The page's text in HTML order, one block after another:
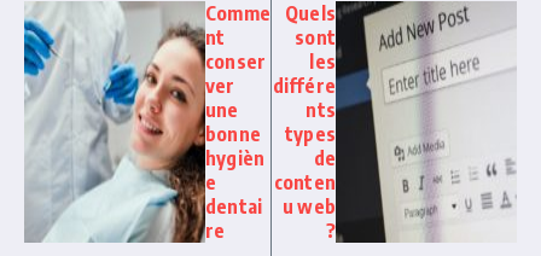
Comme
nt
conser
ver
une
bonne
hygièn
e
dentai
re
Quels
sont
les
différe
nts
types
de
conten
u web
?